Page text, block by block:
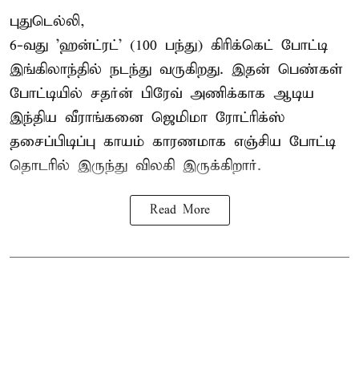
புதுடெல்லி,
6-வது 'ஹன்ட்ரட்' (100 பந்து) கிரிக்கெட் போட்டி
இங்கிலாந்தில் நடந்து வருகிறது. இதன் பெண்கள்
போட்டியில் சதர்ன் பிரேவ் அணிக்காக ஆடிய
இந்திய வீராங்கனை ஜெமிமா ரோட்ரிக்ஸ்
தசைப்பிடிப்பு காயம் காரணமாக எஞ்சிய போட்டி
தொடரில் இருந்து விலகி இருக்கிறார்.
Read More